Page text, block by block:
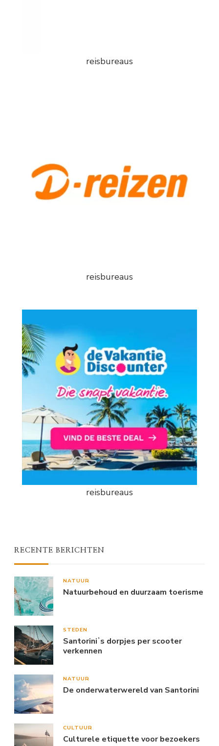
reisbureaus
reisbureaus
reisbureaus
RECENTE BERICHTEN
NATUUR
Natuurbehoud en duurzaam toerisme
STEDEN
Santoriniʼs dorpjes per scooter
verkennen
NATUUR
De onderwaterwereld van Santorini
CULTUUR
Culturele etiquette voor bezoekers